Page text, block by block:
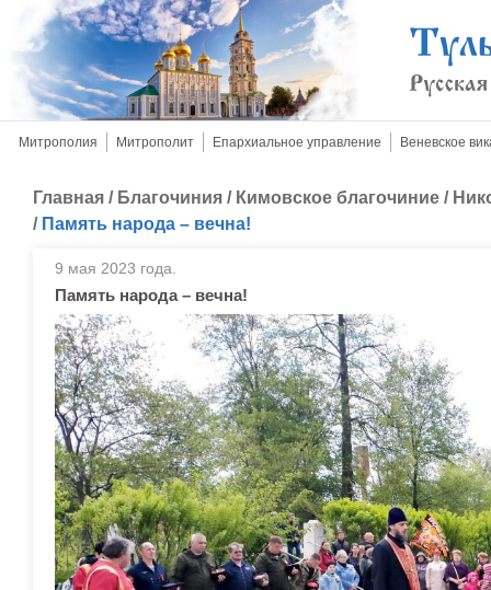
Митрополия Митрополит Епархиальное управление Веневское
Главная / Благочиния / Кимовское благочиние /
/ Память народа – вечна!
9 мая 2023 года.
Память народа – вечна!